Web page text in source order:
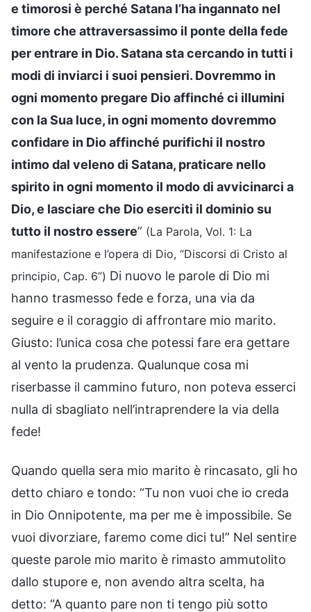
e timorosi è perché Satana l’ha ingannato nel
timore che attraversassimo il ponte della fede
per entrare in Dio. Satana sta cercando in tutti i
modi di inviarci i suoi pensieri. Dovremmo in
ogni momento pregare Dio affinché ci illumini
con la Sua luce, in ogni momento dovremmo
confidare in Dio affinché purifichi il nostro
intimo dal veleno di Satana, praticare nello
spirito in ogni momento il modo di avvicinarci a
Dio, e lasciare che Dio eserciti il dominio su
tutto il nostro essere” (La Parola, Vol. 1: La
manifestazione e l’opera di Dio, “Discorsi di Cristo al
principio, Cap. 6”) Di nuovo le parole di Dio mi
hanno trasmesso fede e forza, una via da
seguire e il coraggio di affrontare mio marito.
Giusto: l’unica cosa che potessi fare era gettare
al vento la prudenza. Qualunque cosa mi
riserbasse il cammino futuro, non poteva esserci
nulla di sbagliato nell’intraprendere la via della
fede!
Quando quella sera mio marito è rincasato, gli ho
detto chiaro e tondo: “Tu non vuoi che io creda
in Dio Onnipotente, ma per me è impossibile. Se
vuoi divorziare, faremo come dici tu!” Nel sentire
queste parole mio marito è rimasto ammutolito
dallo stupore e, non avendo altra scelta, ha
detto: “A quanto pare non ti tengo più sotto